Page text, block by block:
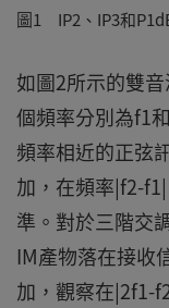
圖1 IP2、IP3和
如圖2所示的雙
個頻率分別為f1
頻率相近的正弦
加，在頻率|f2-
準。對於三階交
IM產物落在接收
加，觀察在|2f1-